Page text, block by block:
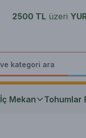
2500 TL üzeri
İç Mekan Tohumlar